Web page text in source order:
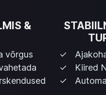
&
võrgus
Kiired